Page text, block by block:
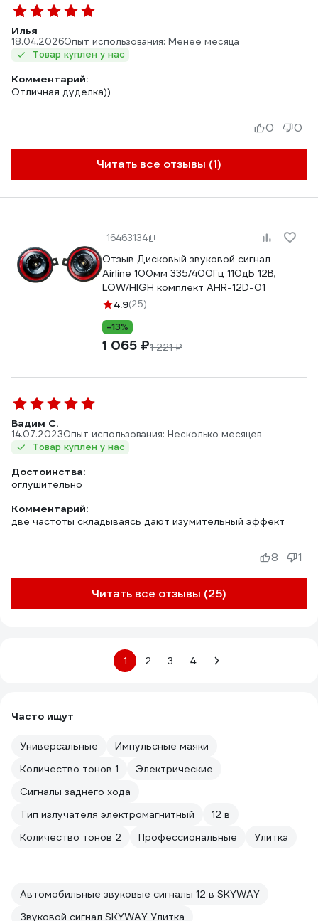
Илья
18.04.2026Опыт использования: Менее месяца
Товар куплен у нас
Комментарий:
Отличная дуделка))
Читать все отзывы (1)
0 0
16463134
Отзыв Дисковый звуковой сигнал
Airline 100мм 335/400Гц 110дБ 12В,
LOW/HIGH комплект AHR-12D-01
4.9(25)
-13%
1 065 ₽1 221 ₽
Вадим С.
14.07.2023Опыт использования: Несколько месяцев
Товар куплен у нас
Достоинства:
оглушительно
Комментарий:
две частоты складываясь дают изумительный эффект
Читать все отзывы (25)
8 1
1 2 3 4
Часто ищут
Универсальные
Импульсные маяки
Количество тонов 1
Электрические
Сигналы заднего хода
Тип излучателя электромагнитный
12 в
Количество тонов 2
Профессиональные Улитка
Автомобильные звуковые сигналы 12 в SKYWAY
Звуковой сигнал SKYWAY Улитка